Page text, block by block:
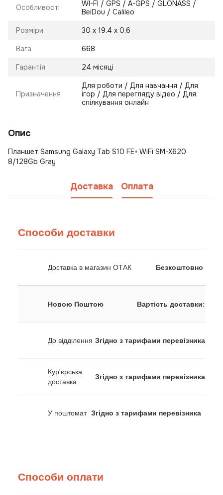
Особливості
WI-FI / GPS / A-GPS / GLONASS /
BeiDou / Calileo
Розміри 30 х 19.4 х 0.6
Вага 668
Гарантія 24 місяці
Призначення
Для роботи / Для навчання / Для
ігор / Для перегляду відео / Для
спілкування онлайн
Опис
Планшет Samsung Galaxy Tab S10 FE+ WiFi SM-X620
8/128Gb Gray
Доставка Оплата
Способи доставки
Доставка в магазин ОТАК Безкоштовно
Новою Поштою Вартість доставки:
До відділення Згідно з тарифами перевізника
Кур'єрська
доставка
Згідно з тарифами перевізника
У поштомат Згідно з тарифами перевізника
Способи оплати